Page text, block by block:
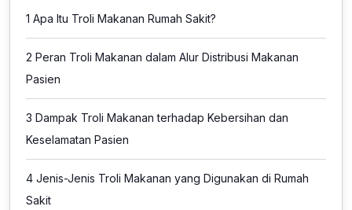
1 Apa Itu Troli Makanan Rumah Sakit?
2 Peran Troli Makanan dalam Alur Distribusi Makanan
Pasien
3 Dampak Troli Makanan terhadap Kebersihan dan
Keselamatan Pasien
4 Jenis-Jenis Troli Makanan yang Digunakan di Rumah
Sakit